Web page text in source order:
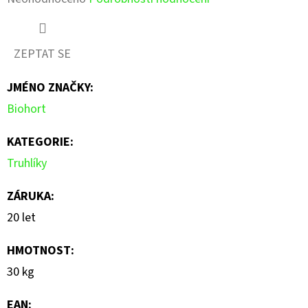
hodnocení
0,0
z
5
hvězdiček.
ZEPTAT SE
JMÉNO ZNAČKY:
Biohort
KATEGORIE:
Truhlíky
ZÁRUKA:
20 let
HMOTNOST:
30 kg